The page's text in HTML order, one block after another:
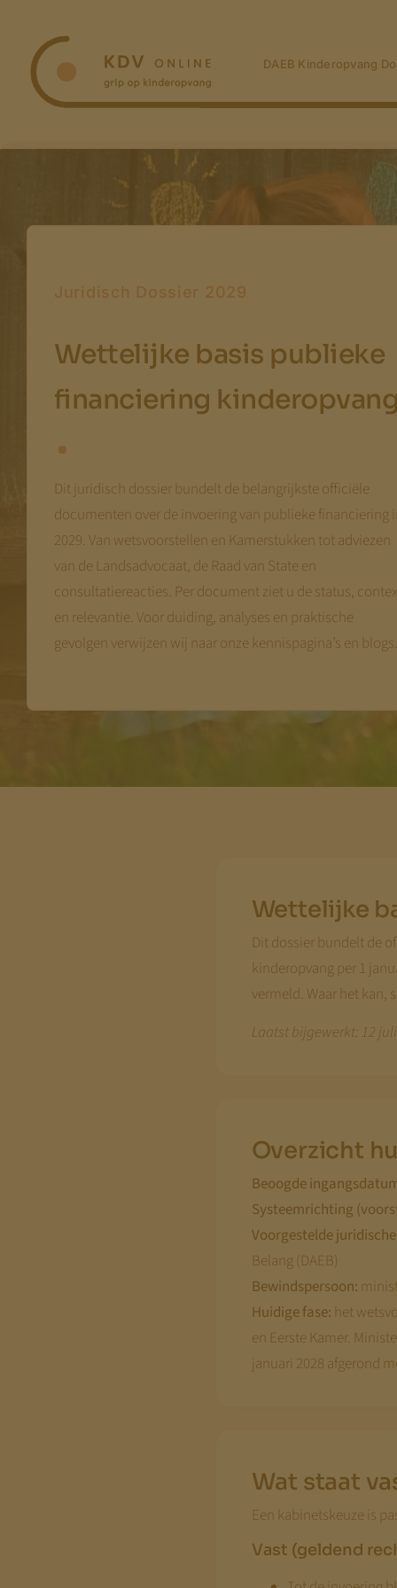
inhoud
DAEB Kinderopvang
Juridisch Dossier 2029
Wettelijke basis publieke
financiering kinderopvang
Dit juridisch dossier bundelt de belangrijkste officiële
documenten over de invoering van publieke financiering
2029. Van wetsvoorstellen en Kamerstukken tot adviezen
van de Landsadvocaat, de Raad van State en
consultatiereacties. Per document ziet u de status,
en relevantie. Voor duiding, analyses en praktische
gevolgen verwijzen wij naar onze kennispagina’s en blogs.
Wettelijke
Dit dossier bundelt de
kinderopvang per 1
vermeld. Waar het kan,
Laatst bijgewerkt: 12
Overzicht
Beoogde
Systeemrichting
Voorgestelde
Belang (DAEB)
Bewindspersoon:
Huidige fase: het
en Eerste Kamer.
januari 2028 afgerond
Wat staat
Een kabinetskeuze is
Vast (geldend